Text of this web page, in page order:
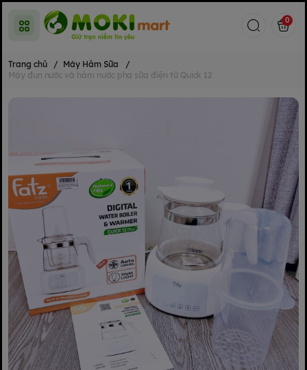
0
Trang chủ / Máy Hâm Sữa
/
Máy đun nước và hâm nước pha sữa điện tử Quick 12